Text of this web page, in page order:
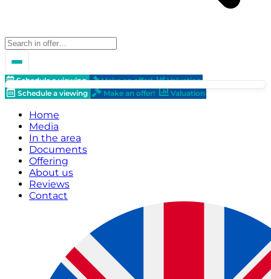
Schedule a viewing Make an offer!
Valuation
Schedule a viewing
Make an offer! Valuation
Home
Media
In the area
Documents
Offering
About us
Reviews
Contact